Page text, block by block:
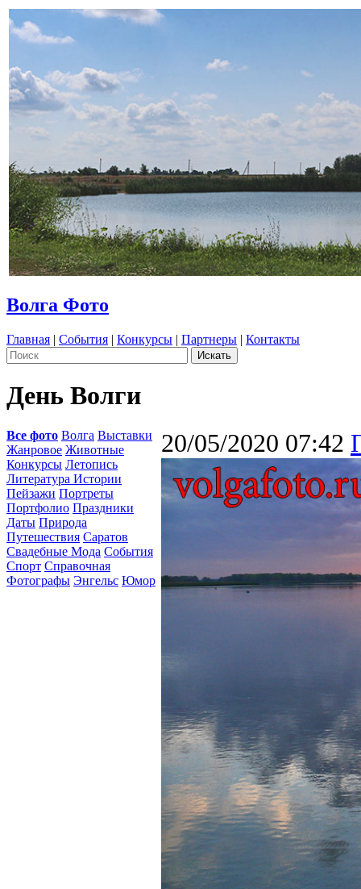
Волга Фото
Главная | События | Конкурсы | Партнеры | Контакты
День Волги
Все фото Волга Выставки
Жанровое Животные
Конкурсы Летопись
Литература Истории
Пейзажи Портреты
Портфолио Праздники
Даты Природа
Путешествия Саратов
Свадебные Мода События
Спорт Справочная
Фотографы Энгельс Юмор
20/05/2020 07:42